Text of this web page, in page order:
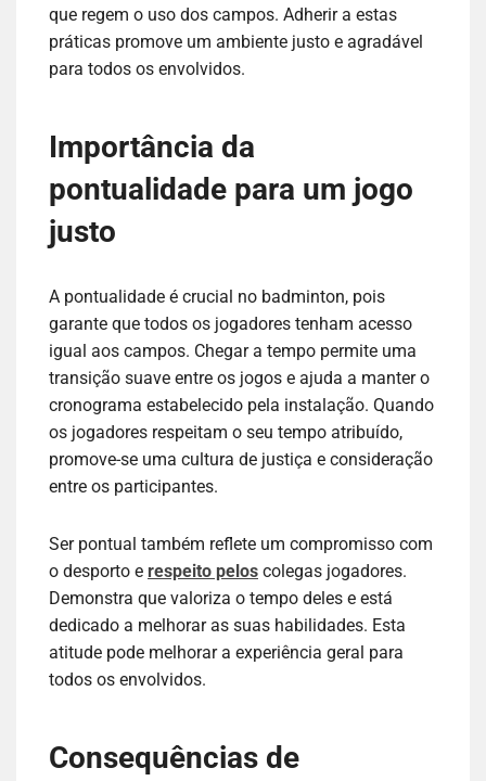
que regem o uso dos campos. Adherir a estas
práticas promove um ambiente justo e agradável
para todos os envolvidos.
Importância da
pontualidade para um jogo
justo
A pontualidade é crucial no badminton, pois
garante que todos os jogadores tenham acesso
igual aos campos. Chegar a tempo permite uma
transição suave entre os jogos e ajuda a manter o
cronograma estabelecido pela instalação. Quando
os jogadores respeitam o seu tempo atribuído,
promove-se uma cultura de justiça e consideração
entre os participantes.
Ser pontual também reflete um compromisso com
o desporto e respeito pelos colegas jogadores.
Demonstra que valoriza o tempo deles e está
dedicado a melhorar as suas habilidades. Esta
atitude pode melhorar a experiência geral para
todos os envolvidos.
Consequências de